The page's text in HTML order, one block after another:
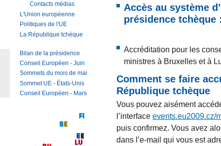
Accès au système
présidence
Accréditation pour les
ministres à Bruxelles et à
Comment se faire
République tchèque
Vous pouvez aisément
l’interface events.eu2009.cz/
puis confirmez. Vous avez
dans l’e-mail qui vous est
Contacts médias
L'Union européenne
Politiques de l'UE
La République tchèque
Bilan de la présidence
Conseil Européen - Juin
Sommets du mois de mai
Sommet UE - États-Unis
Conseil Européen - Mars